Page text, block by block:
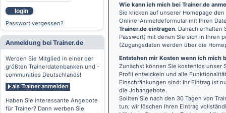
login
Passwort vergessen?
Anmeldung bei Trainer.de
Werden Sie Mitglied in einer der
größten Trainerdatenbanken und -
communities Deutschlands!
als Trainer anmelden
Haben Sie interessante Angebote
für Trainer? Dann werben Sie
Wie kann ich mich bei Trainer.de
Sie klicken auf unserer Homepage
Online-Anmeldeformular mit Ihren
Trainer.de eintragen. Danach erhalten
Passwort) mit denen Sie sich in Ihren
(Zugangsdaten werden über die
Entstehen mir Kosten wenn ich mich
Zunächst können Sie kostenlos unser
Profil entwickeln und alle
Einschränkungen sind: Ihr Eintrag ist
die Jobangebote.
Sollten Sie nach den 30 Tagen von
tun; wir löschen Ihren Eintrag